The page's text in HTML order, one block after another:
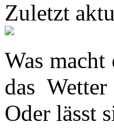
Zuletzt
Was
das
Oder lässt